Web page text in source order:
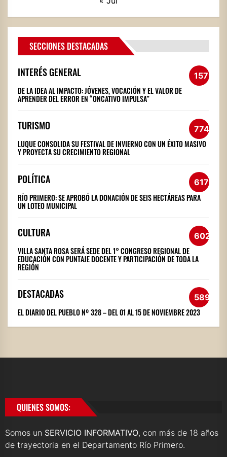
SECCIONES DESTACADAS
INTERÉS GENERAL 1572
DE LA IDEA AL IMPACTO: JÓVENES, VOCACIÓN Y EL VALOR DE
APRENDER DEL ERROR EN “ONCATIVO IMPULSA”
TURISMO 774
LUQUE CONSOLIDA SU FESTIVAL DE INVIERNO CON UN ÉXITO MASIVO
Y PROYECTA SU CRECIMIENTO REGIONAL
POLÍTICA 617
RÍO PRIMERO: SE APROBÓ LA DONACIÓN DE SEIS HECTÁREAS PARA
UN LOTEO MUNICIPAL
CULTURA 602
VILLA SANTA ROSA SERÁ SEDE DEL 1° CONGRESO REGIONAL DE
EDUCACIÓN CON PUNTAJE DOCENTE Y PARTICIPACIÓN DE TODA LA
REGIÓN
DESTACADAS 589
EL DIARIO DEL PUEBLO Nº 328 – DEL 01 AL 15 DE NOVIEMBRE 2023
QUIENES SOMOS:
Somos un SERVICIO INFORMATIVO, con más de 18 años
de trayectoria en el Departamento Río Primero.